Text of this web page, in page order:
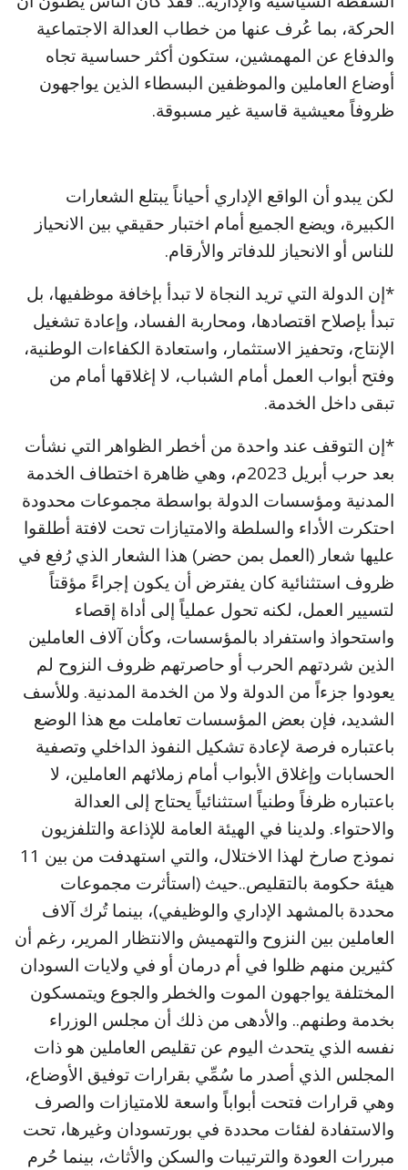
الحركة، بما عُرف عنها من خطاب العدالة الاجتماعية
والدفاع عن المهمشين، ستكون أكثر حساسية تجاه
أوضاع العاملين والموظفين البسطاء الذين يواجهون
ظروفاً معيشية قاسية غير مسبوقة.
لكن يبدو أن الواقع الإداري أحياناً يبتلع الشعارات
الكبيرة، ويضع الجميع أمام اختبار حقيقي بين الانحياز
للناس أو الانحياز للدفاتر والأرقام.
*إن الدولة التي تريد النجاة لا تبدأ بإخافة موظفيها، بل
تبدأ بإصلاح اقتصادها، ومحاربة الفساد، وإعادة تشغيل
الإنتاج، وتحفيز الاستثمار، واستعادة الكفاءات الوطنية،
وفتح أبواب العمل أمام الشباب، لا إغلاقها أمام من
تبقى داخل الخدمة.
*إن التوقف عند واحدة من أخطر الظواهر التي نشأت
بعد حرب أبريل 2023م، وهي ظاهرة اختطاف الخدمة
المدنية ومؤسسات الدولة بواسطة مجموعات محدودة
احتكرت الأداء والسلطة والامتيازات تحت لافتة أطلقوا
عليها شعار (العمل بمن حضر) هذا الشعار الذي رُفع في
ظروف استثنائية كان يفترض أن يكون إجراءً مؤقتاً
لتسيير العمل، لكنه تحول عملياً إلى أداة إقصاء
واستحواذ واستفراد بالمؤسسات، وكأن آلاف العاملين
الذين شردتهم الحرب أو حاصرتهم ظروف النزوح لم
يعودوا جزءاً من الدولة ولا من الخدمة المدنية. وللأسف
الشديد، فإن بعض المؤسسات تعاملت مع هذا الوضع
باعتباره فرصة لإعادة تشكيل النفوذ الداخلي وتصفية
الحسابات وإغلاق الأبواب أمام زملائهم العاملين، لا
باعتباره ظرفاً وطنياً استثنائياً يحتاج إلى العدالة
والاحتواء. ولدينا في الهيئة العامة للإذاعة والتلفزيون
نموذج صارخ لهذا الاختلال، والتي استهدفت من بين 11
هيئة حكومة بالتقليص..حيث (استأثرت مجموعات
محددة بالمشهد الإداري والوظيفي)، بينما تُرك آلاف
العاملين بين النزوح والتهميش والانتظار المرير، رغم أن
كثيرين منهم ظلوا في أم درمان أو في ولايات السودان
المختلفة يواجهون الموت والخطر والجوع ويتمسكون
بخدمة وطنهم.. والأدهى من ذلك أن مجلس الوزراء
نفسه الذي يتحدث اليوم عن تقليص العاملين هو ذات
المجلس الذي أصدر ما سُمِّي بقرارات توفيق الأوضاع،
وهي قرارات فتحت أبواباً واسعة للامتيازات والصرف
والاستفادة لفئات محددة في بورتسودان وغيرها، تحت
مبررات العودة والترتيبات والسكن والأثاث، بينما حُرم